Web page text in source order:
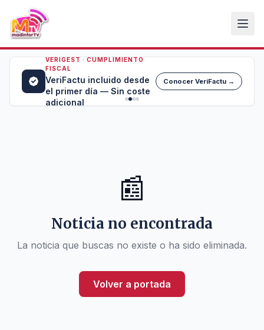
VERIGEST · CUMPLIMIENTO
FISCAL
VeriFactu incluido desde
el primer día — Sin coste
adicional
Conocer VeriFactu →
📰
Noticia no encontrada
La noticia que buscas no existe o ha sido eliminada.
Volver a portada